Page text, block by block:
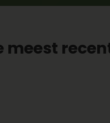
meest